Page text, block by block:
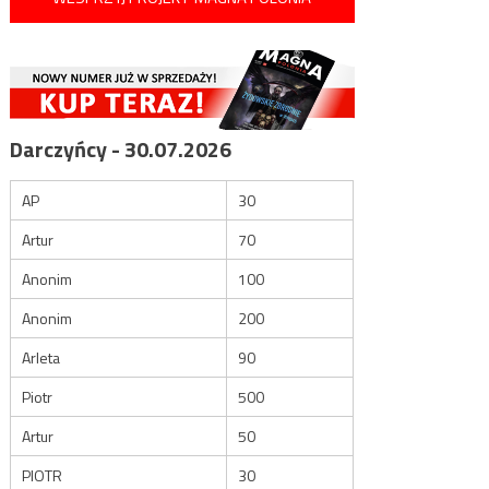
Darczyńcy - 30.07.2026
AP
30
Artur
70
Anonim
100
Anonim
200
Arleta
90
Piotr
500
Artur
50
PIOTR
30